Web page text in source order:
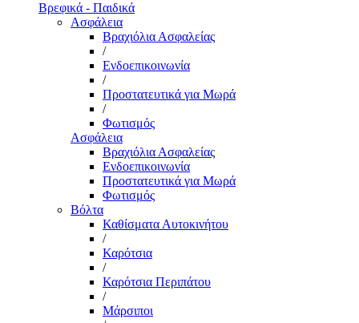
Βρεφικά - Παιδικά
Ασφάλεια
Βραχιόλια Ασφαλείας
/
Ενδοεπικοινωνία
/
Προστατευτικά για Μωρά
/
Φωτισμός
Ασφάλεια
Βραχιόλια Ασφαλείας
Ενδοεπικοινωνία
Προστατευτικά για Μωρά
Φωτισμός
Βόλτα
Καθίσματα Αυτοκινήτου
/
Καρότσια
/
Καρότσια Περιπάτου
/
Μάρσιποι